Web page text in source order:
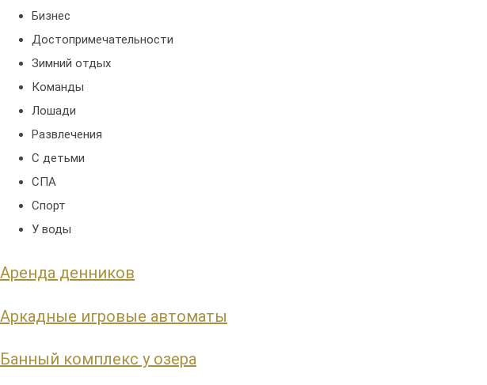
Бизнес
Достопримечательности
Зимний отдых
Команды
Лошади
Развлечения
С детьми
СПА
Спорт
У воды
Аренда денников
Аркадные игровые автоматы
Банный комплекс у озера